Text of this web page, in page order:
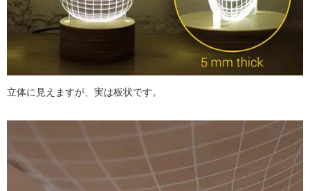
立体に見えますが、実は板状です。